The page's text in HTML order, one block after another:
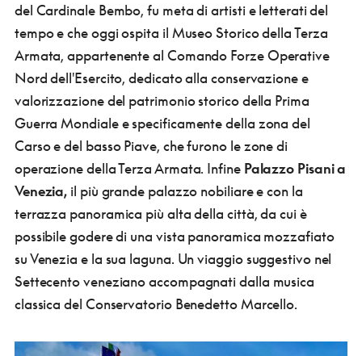
del Cardinale Bembo, fu meta di artisti e letterati del
tempo e che oggi ospita il Museo Storico della Terza
Armata, appartenente al Comando Forze Operative
Nord dell'Esercito, dedicato alla conservazione e
valorizzazione del patrimonio storico della Prima
Guerra Mondiale e specificamente della zona del
Carso e del basso Piave, che furono le zone di
operazione della Terza Armata. Infine Palazzo Pisani a
Venezia, il più grande palazzo nobiliare e con la
terrazza panoramica più alta della città, da cui è
possibile godere di una vista panoramica mozzafiato
su Venezia e la sua laguna. Un viaggio suggestivo nel
Settecento veneziano accompagnati dalla musica
classica del Conservatorio Benedetto Marcello.